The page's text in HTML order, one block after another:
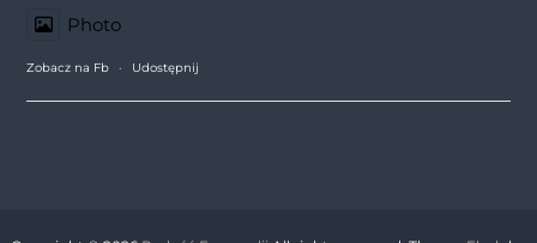
Photo
Zobacz na Fb · Udostępnij